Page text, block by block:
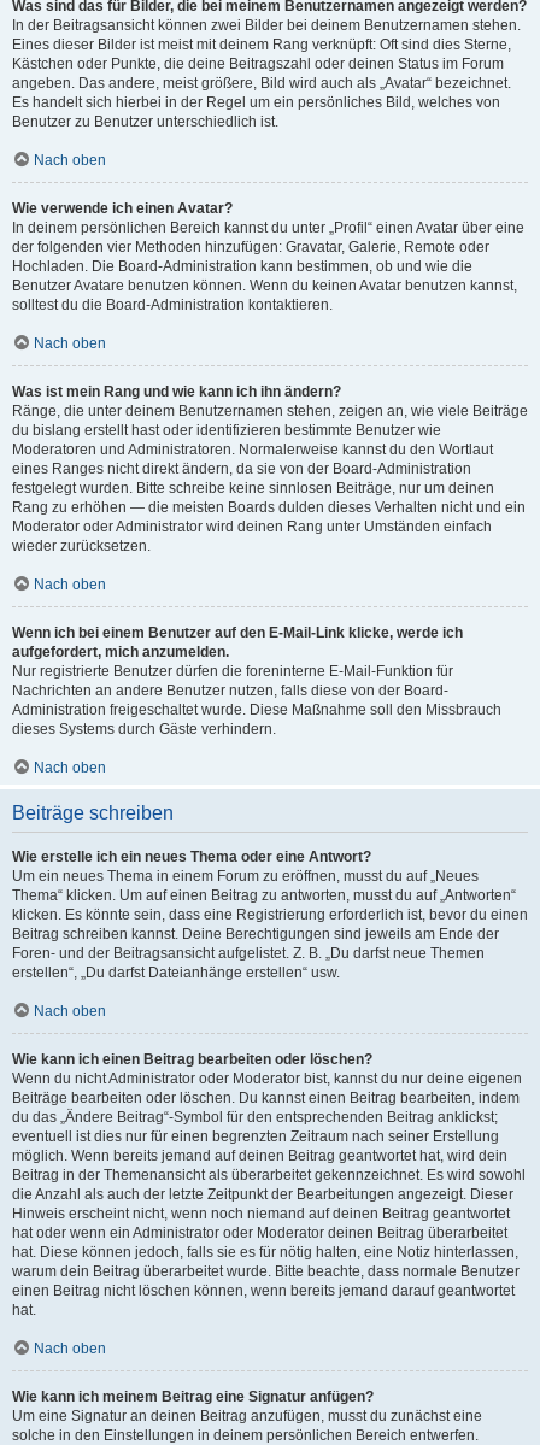
Was sind das für Bilder, die bei meinem Benutzernamen angezeigt werden?
In der Beitragsansicht können zwei Bilder bei deinem Benutzernamen stehen.
Eines dieser Bilder ist meist mit deinem Rang verknüpft: Oft sind dies Sterne,
Kästchen oder Punkte, die deine Beitragszahl oder deinen Status im Forum
angeben. Das andere, meist größere, Bild wird auch als „Avatar“ bezeichnet.
Es handelt sich hierbei in der Regel um ein persönliches Bild, welches von
Benutzer zu Benutzer unterschiedlich ist.
Nach oben
Wie verwende ich einen Avatar?
In deinem persönlichen Bereich kannst du unter „Profil“ einen Avatar über eine
der folgenden vier Methoden hinzufügen: Gravatar, Galerie, Remote oder
Hochladen. Die Board-Administration kann bestimmen, ob und wie die
Benutzer Avatare benutzen können. Wenn du keinen Avatar benutzen kannst,
solltest du die Board-Administration kontaktieren.
Nach oben
Was ist mein Rang und wie kann ich ihn ändern?
Ränge, die unter deinem Benutzernamen stehen, zeigen an, wie viele Beiträge
du bislang erstellt hast oder identifizieren bestimmte Benutzer wie
Moderatoren und Administratoren. Normalerweise kannst du den Wortlaut
eines Ranges nicht direkt ändern, da sie von der Board-Administration
festgelegt wurden. Bitte schreibe keine sinnlosen Beiträge, nur um deinen
Rang zu erhöhen — die meisten Boards dulden dieses Verhalten nicht und ein
Moderator oder Administrator wird deinen Rang unter Umständen einfach
wieder zurücksetzen.
Nach oben
Wenn ich bei einem Benutzer auf den E-Mail-Link klicke, werde ich
aufgefordert, mich anzumelden.
Nur registrierte Benutzer dürfen die foreninterne E-Mail-Funktion für
Nachrichten an andere Benutzer nutzen, falls diese von der Board-
Administration freigeschaltet wurde. Diese Maßnahme soll den Missbrauch
dieses Systems durch Gäste verhindern.
Nach oben
Beiträge schreiben
Wie erstelle ich ein neues Thema oder eine Antwort?
Um ein neues Thema in einem Forum zu eröffnen, musst du auf „Neues
Thema“ klicken. Um auf einen Beitrag zu antworten, musst du auf „Antworten“
klicken. Es könnte sein, dass eine Registrierung erforderlich ist, bevor du einen
Beitrag schreiben kannst. Deine Berechtigungen sind jeweils am Ende der
Foren- und der Beitragsansicht aufgelistet. Z. B. „Du darfst neue Themen
erstellen“, „Du darfst Dateianhänge erstellen“ usw.
Nach oben
Wie kann ich einen Beitrag bearbeiten oder löschen?
Wenn du nicht Administrator oder Moderator bist, kannst du nur deine eigenen
Beiträge bearbeiten oder löschen. Du kannst einen Beitrag bearbeiten, indem
du das „Ändere Beitrag“-Symbol für den entsprechenden Beitrag anklickst;
eventuell ist dies nur für einen begrenzten Zeitraum nach seiner Erstellung
möglich. Wenn bereits jemand auf deinen Beitrag geantwortet hat, wird dein
Beitrag in der Themenansicht als überarbeitet gekennzeichnet. Es wird sowohl
die Anzahl als auch der letzte Zeitpunkt der Bearbeitungen angezeigt. Dieser
Hinweis erscheint nicht, wenn noch niemand auf deinen Beitrag geantwortet
hat oder wenn ein Administrator oder Moderator deinen Beitrag überarbeitet
hat. Diese können jedoch, falls sie es für nötig halten, eine Notiz hinterlassen,
warum dein Beitrag überarbeitet wurde. Bitte beachte, dass normale Benutzer
einen Beitrag nicht löschen können, wenn bereits jemand darauf geantwortet
hat.
Nach oben
Wie kann ich meinem Beitrag eine Signatur anfügen?
Um eine Signatur an deinen Beitrag anzufügen, musst du zunächst eine
solche in den Einstellungen in deinem persönlichen Bereich entwerfen.